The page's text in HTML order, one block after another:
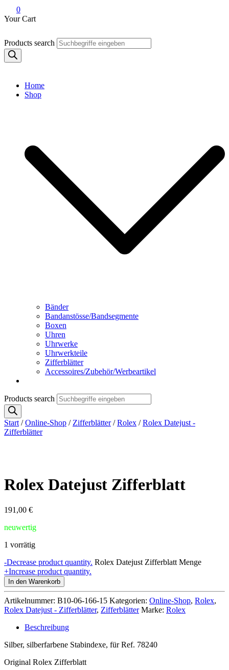
0
Your Cart
Products search
Home
Shop
Bänder
Bandanstösse/Bandsegmente
Boxen
Uhren
Uhrwerke
Uhrwerkteile
Zifferblätter
Accessoires/Zubehör/Werbeartikel
Products search
Start /Online-Shop / Zifferblätter/Rolex /Rolex Datejust -
Zifferblätter
Rolex Datejust Zifferblatt
191,00 €
neuwertig
1 vorrätig
-Decrease product quantity. Rolex Datejust Zifferblatt Menge
+Increase product quantity.
In den Warenkorb
Artikelnummer: B10-06-166-15 Kategorien: Online-Shop, Rolex,
Rolex Datejust - Zifferblätter, Zifferblätter Marke: Rolex
Beschreibung
Silber, silberfarbene Stabindexe, für Ref. 78240
Original Rolex Zifferblatt